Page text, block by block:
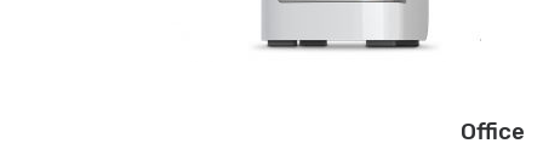
Office